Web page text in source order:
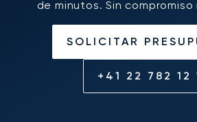
de minutos. Sin
SOLICITAR
+41 22 782 12